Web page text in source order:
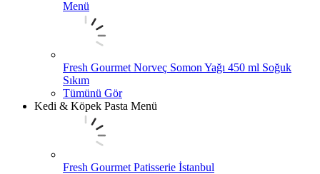
Menü
Fresh Gourmet Norveç Somon Yağı 450 ml Soğuk
Sıkım
Tümünü Gör
Kedi & Köpek Pasta Menü
Fresh Gourmet Patisserie İstanbul